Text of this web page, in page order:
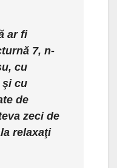
ar fi
7, n-
cu
şi cu
de
zeci de
relaxaţi